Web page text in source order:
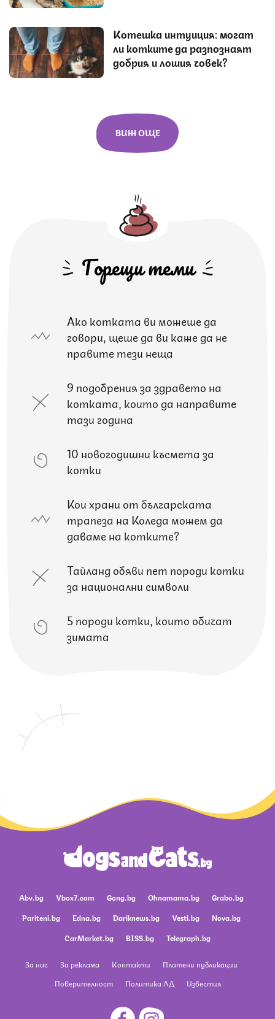
Котешка интуиция: могат
ли котките да разпознаят
добрия и лошия човек?
ВИЖ ОЩЕ
Горещи теми
Ако котката ви можеше да
говори, щеше да ви каже да не
правите тези неща
9 подобрения за здравето на
котката, които да направите
тази година
10 новогодишни късмета за
котки
Кои храни от българската
трапеза на Коледа можем да
даваме на котките?
Тайланд обяви пет породи котки
за национални символи
5 породи котки, които обичат
зимата
Abv.bg Vbox7.com Gong.bg Ohnamama.bg
Grabo.bg
Pariteni.bg
Edna.bg Dariknews.bg Vesti.bg
Nova.bg
CarMarket.bg
BISS.bg Telegraph.bg
За нас За реклама Контакти
Платени публикации
Поверителност
Политика ЛД Известия